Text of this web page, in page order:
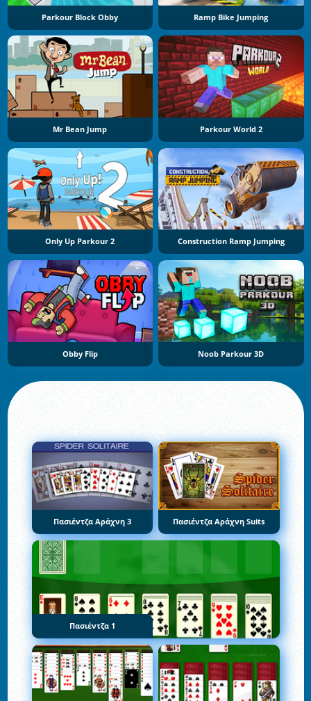
Parkour Block Obby Ramp Bike Jumping
Mr Bean Jump Parkour World 2
Only Up Parkour 2 Construction Ramp Jumping
Obby Flip Noob Parkour 3D
Πασιέντζα Αράχνη 3 Πασιέντζα Αράχνη Suits
Πασιέντζα 1